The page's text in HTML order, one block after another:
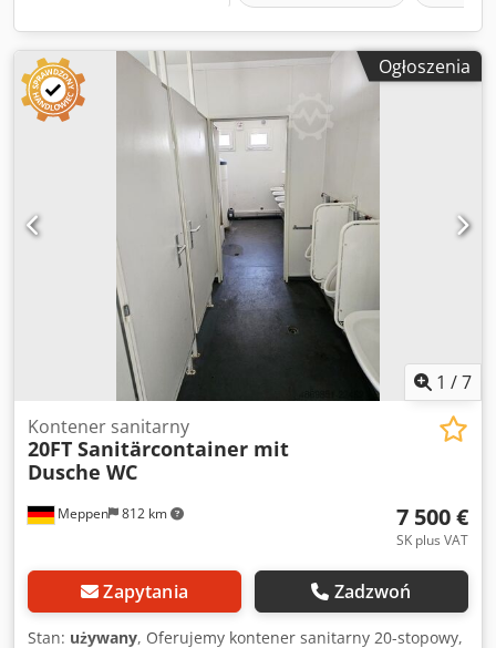
Ogłoszenia
1 /7
Meppen 812 km
Kontener sanitarny
20FT Sanitärcontainer mit
Dusche WC
7 500 €
SK plus VAT
Zapytania Zadzwoń
Stan: używany, Oferujemy kontener sanitarny 20-stopowy,